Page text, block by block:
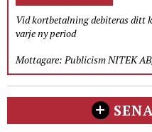
Vid kortbetalning debiteras ditt
varje ny period
Mottagare: Publicism NITEK